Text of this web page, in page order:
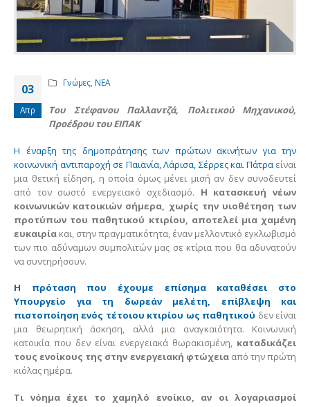
03
Απρ
Γνώμες, ΝΕΑ
Του Στέφανου Παλλαντζά, Πολιτικού Μηχανικού,
Προέδρου του ΕΙΠΑΚ
Η έναρξη της δημοπράτησης των πρώτων ακινήτων για την
κοινωνική αντιπαροχή σε Παιανία, Λάρισα, Σέρρες και Πάτραείναι
μια θετική είδηση, η οποία όμως μένει μισή αν δεν συνοδευτεί
από τον σωστό ενεργειακό σχεδιασμό. Η κατασκευή νέων
κοινωνικών κατοικιών σήμερα, χωρίς την υιοθέτηση των
προτύπων του παθητικού κτιρίου, αποτελεί μια χαμένη
ευκαιρία και, στην πραγματικότητα, έναν μελλοντικό εγκλωβισμό
των πιο αδύναμων συμπολιτών μας σε κτίρια που θα αδυνατούν
να συντηρήσουν.
Η πρόταση που έχουμε επίσημα καταθέσει στο
Υπουργείο για τη δωρεάν μελέτη, επίβλεψη και
πιστοποίηση ενός τέτοιου κτιρίου ως παθητικού δεν είναι
μια θεωρητική άσκηση, αλλά μια αναγκαιότητα. Κοινωνική
κατοικία που δεν είναι ενεργειακά θωρακισμένη, καταδικάζει
τους ενοίκους της στην ενεργειακή φτώχειααπό την πρώτη
κιόλας ημέρα.
Τι νόημα έχει το χαμηλό ενοίκιο, αν οι λογαριασμοί